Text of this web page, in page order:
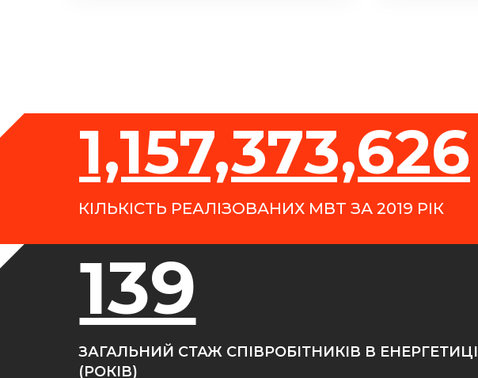
1,157,373,626
КІЛЬКІСТЬ РЕАЛІЗОВАНИХ МВТ ЗА 2019 РІК
139
ЗАГАЛЬНИЙ СТАЖ СПІВРОБІТНИКІВ В ЕНЕРГЕТИЦІ
(РОКIВ)